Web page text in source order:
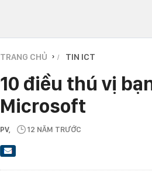
TRANG CHỦ › TIN ICT
10 điều thú vị
Microsoft
PV, 12 NĂM TRƯỚC